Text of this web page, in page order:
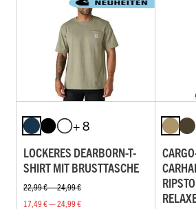
+ 8
LOCKERES DEARBORN-T-
SHIRT MIT BRUSTTASCHE
22,99 € — 24,99 €
17,49 € — 24,99 €